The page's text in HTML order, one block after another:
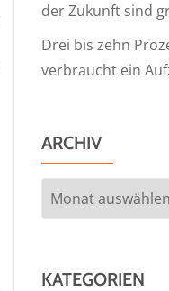
der Zukunft sind
Drei bis zehn
verbraucht ein
ARCHIV
Archiv
KATEGORIEN